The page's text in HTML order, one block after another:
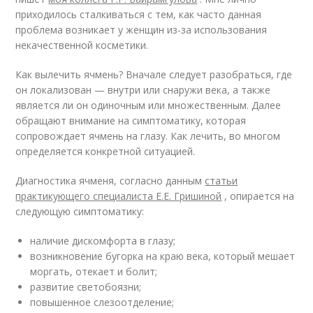
приходилось сталкиваться с тем, как часто данная
проблема возникает у женщин из-за использования
некачественной косметики.
Как вылечить ячмень? Вначале следует разобраться, где
он локализован — внутри или снаружи века, а также
является ли он одиночным или множественным. Далее
обращают внимание на симптоматику, которая
сопровождает ячмень на глазу. Как лечить, во многом
определяется конкретной ситуацией.
Диагностика ячменя, согласно данным статьи
практикующего специалиста Е.Е. Гришиной , опирается на
следующую симптоматику:
наличие дискомфорта в глазу;
возникновение бугорка на краю века, который мешает
моргать, отекает и болит;
развитие светобоязни;
повышенное слезоотделение;